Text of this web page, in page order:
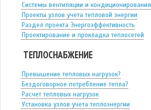
Системы вентиляции и кондиционирования
Проекты узлов учета тепловой энергии
Раздел проекта Энергоэффективность
Проектирование и прокладка теплосетей
ТЕПЛОСНАБЖЕНИЕ
Превышение тепловых нагрузок?
Бездоговорное потребление тепла?
Расчет тепловых нагрузок
Установка узлов учета теплоэнергии